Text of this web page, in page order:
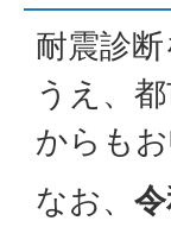
耐震診
うえ、
からも
なお、